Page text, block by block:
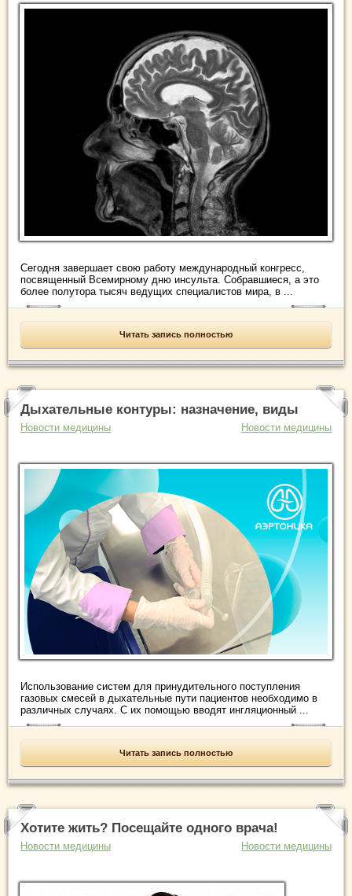
Сегодня завершает свою работу международный конгресс,
посвященный Всемирному дню инсульта. Собравшиеся, а это
более полутора тысяч ведущих специалистов мира, в ...
Читать запись полностью
Дыхательные контуры: назначение, виды
Новости медицины Новости медицины
Использование систем для принудительного поступления
газовых смесей в дыхательные пути пациентов необходимо в
различных случаях. С их помощью вводят ингляционный ...
Читать запись полностью
Хотите жить? Посещайте одного врача!
Новости медицины Новости медицины